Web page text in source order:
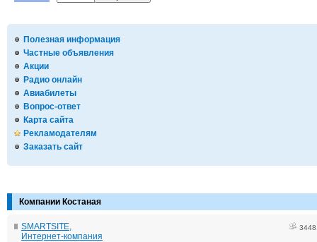
Полезная информация
Частные объявления
Акции
Радио онлайн
Авиабилеты
Вопрос-ответ
Карта сайта
Рекламодателям
Заказать сайт
Компании Костаная
SMARTSITE,
Интернет-компания